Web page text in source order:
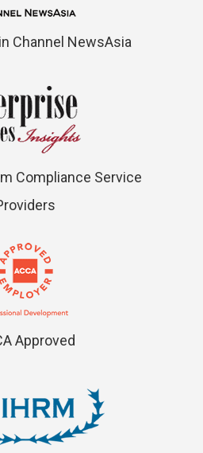
Channel NewsAsia
Compliance Service
Approved